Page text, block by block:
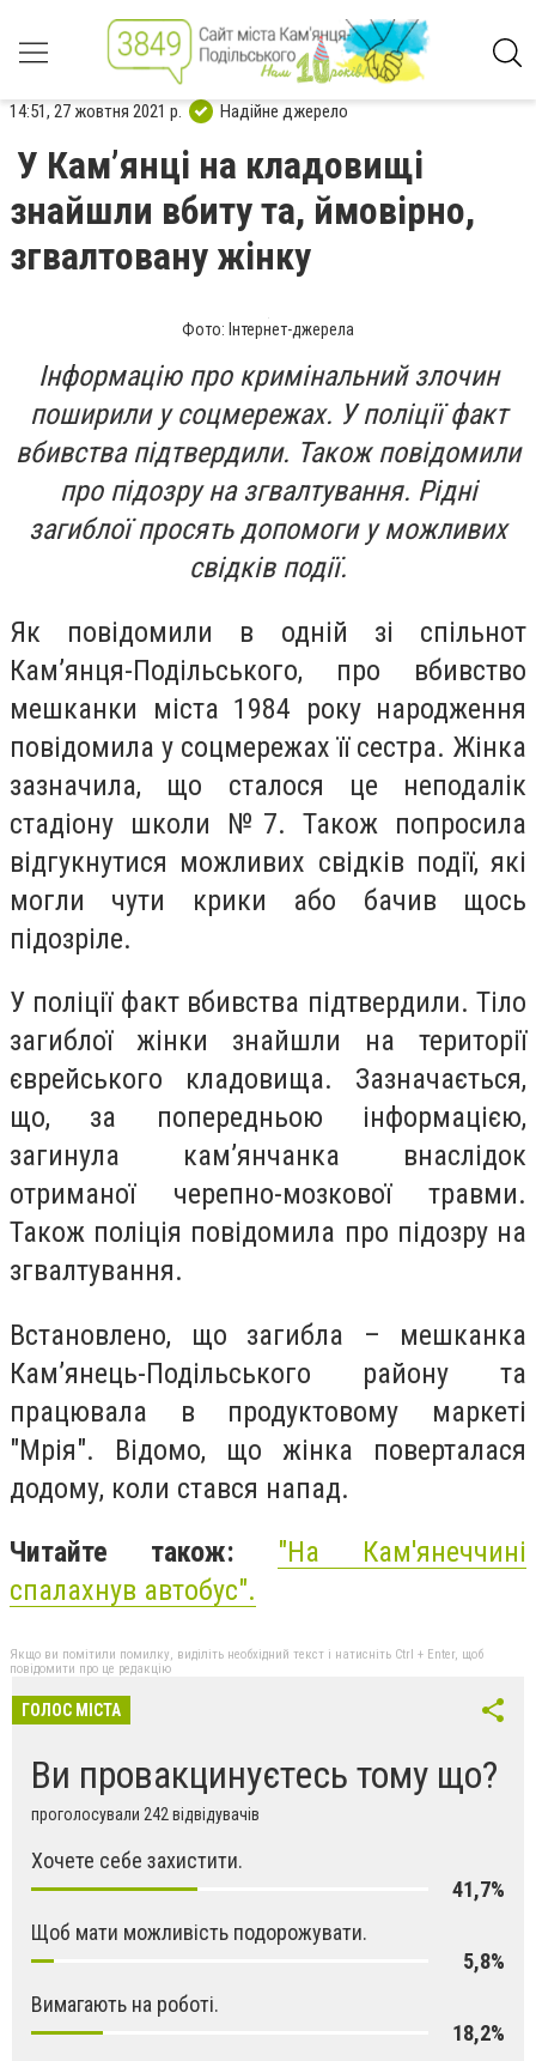
14:51, 27 жовтня 2021 р. Надійне джерело
У Кам’янці на кладовищі
знайшли вбиту та, ймовірно,
згвалтовану жінку
Фото: Інтернет-джерела
Інформацію про кримінальний злочин
поширили у соцмережах. У поліції факт
вбивства підтвердили. Також повідомили
про підозру на згвалтування. Рідні
загиблої просять допомоги у можливих
свідків події.
Як повідомили в одній зі спільнот
Кам’янця-Подільського, про вбивство
мешканки міста 1984 року народження
повідомила у соцмережах її сестра. Жінка
зазначила, що сталося це неподалік
стадіону школи №7. Також попросила
відгукнутися можливих свідків події, які
могли чути крики або бачив щось
підозріле.
У поліції факт вбивства підтвердили. Тіло
загиблої жінки знайшли на території
єврейського кладовища. Зазначається,
що, за попередньою інформацією,
загинула кам’янчанка внаслідок
отриманої черепно-мозкової травми.
Також поліція повідомила про підозру на
згвалтування.
Встановлено, що загибла – мешканка
Кам’янець-Подільського району та
працювала в продуктовому маркеті
"Мрія". Відомо, що жінка поверталася
додому, коли стався напад.
Читайте також: "На Кам'янеччині
спалахнув автобус".
Якщо ви помітили помилку, виділіть необхідний текст і натисніть Ctrl + Enter, щоб
повідомити про це редакцію
ГОЛОС МІСТА
Ви провакцинуєтесь тому що?
проголосували 242 відвідувачів
Хочете себе захистити.
41,7%
Щоб мати можливість подорожувати.
5,8%
Вимагають на роботі.
18,2%